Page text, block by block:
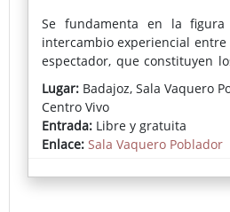
Se fundamenta en la
intercambio experiencial
espectador, que constituyen
Recorreremos las líneas o
trazando la pintura de
(Manchester, 1960) a través de
Lugar: Badajoz, Sala Vaquero
Centro Vivo
Entrada: Libre y gratuita
Enlace: Sala Vaquero Poblador